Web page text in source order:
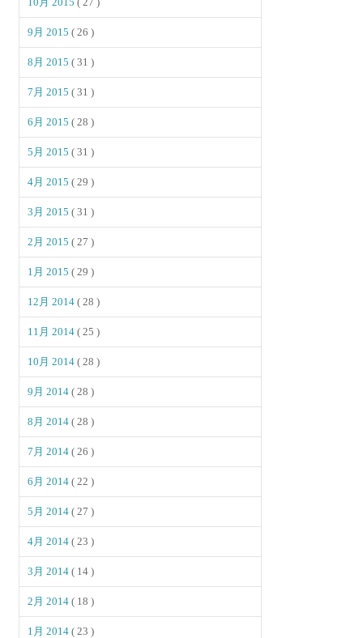
9月 2015( 26 )
8月 2015( 31 )
7月 2015( 31 )
6月 2015( 28 )
5月 2015( 31 )
4月 2015( 29 )
3月 2015( 31 )
2月 2015( 27 )
1月 2015( 29 )
12月 2014( 28 )
11月 2014( 25 )
10月 2014( 28 )
9月 2014( 28 )
8月 2014( 28 )
7月 2014( 26 )
6月 2014( 22 )
5月 2014( 27 )
4月 2014( 23 )
3月 2014( 14 )
2月 2014( 18 )
1月 2014( 23 )